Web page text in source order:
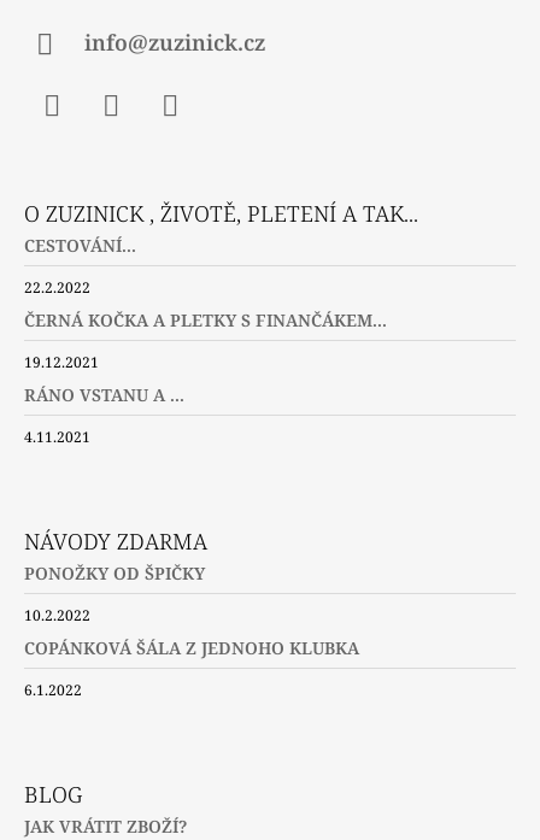
info@zuzinick.cz
O ZUZINICK , ŽIVOTĚ, PLETENÍ A TAK...
CESTOVÁNÍ...
22.2.2022
ČERNÁ KOČKA A PLETKY S FINANČÁKEM...
19.12.2021
RÁNO VSTANU A ...
4.11.2021
NÁVODY ZDARMA
PONOŽKY OD ŠPIČKY
10.2.2022
COPÁNKOVÁ ŠÁLA Z JEDNOHO KLUBKA
6.1.2022
BLOG
JAK VRÁTIT ZBOŽÍ?